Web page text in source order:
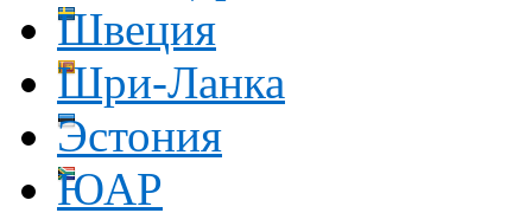
Швеция
Шри-Ланка
Эстония
ЮАР